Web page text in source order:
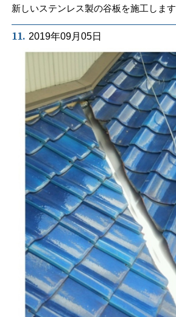
新しいステンレス製の谷板を施工します
11. 2019年09月05日